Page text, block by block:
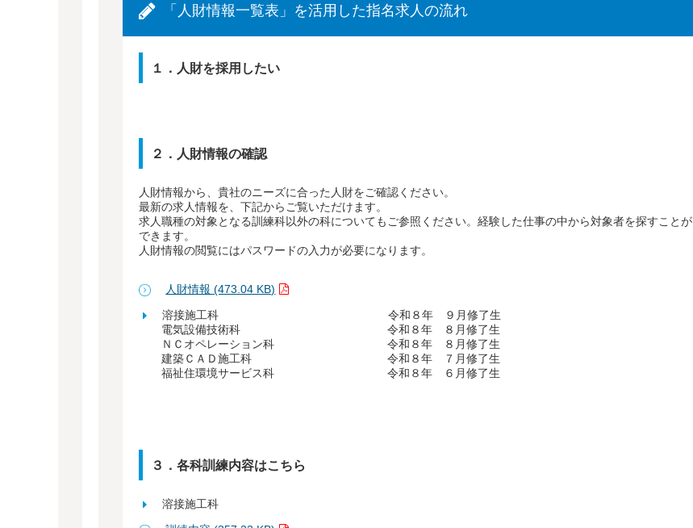
「人財情報一覧表」を活用した指名求人の流れ
１．人財を採用したい
２．人財情報の確認
人財情報から、貴社のニーズに合った人財をご確認ください。
最新の求人情報を、下記からご覧いただけます。
求人職種の対象となる訓練科以外の科についてもご参照ください。経験した仕事の中から対象者を探すことが
できます。
人財情報の閲覧にはパスワードの入力が必要になります。
人財情報 (473.04 KB)
溶接施工科 令和８年 ９月修了生
電気設備技術科 令和８年 ８月修了生
ＮＣオペレーション科 令和８年 ８月修了生
建築ＣＡＤ施工科 令和８年 ７月修了生
福祉住環境サービス科 令和８年 ６月修了生
３．各科訓練内容はこちら
溶接施工科